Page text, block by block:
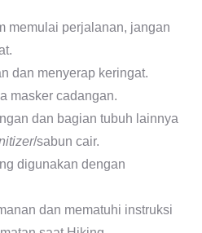
memulai perjalanan, jangan
dan menyerap keringat.
masker cadangan.
dan bagian tubuh lainnya
/sabun cair.
digunakan dengan
dan mematuhi instruksi